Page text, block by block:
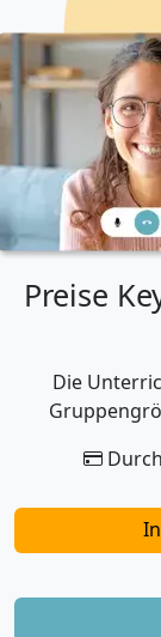
Preise
Die